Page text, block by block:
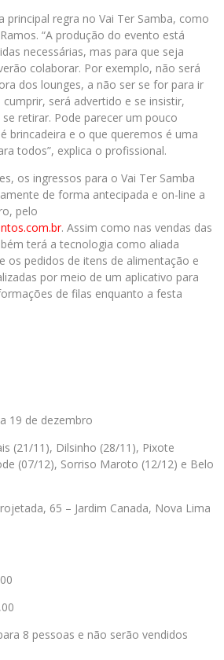
principal regra no Vai Ter Samba, como
“A produção do evento está
necessárias, mas para que seja
colaborar. Por exemplo, não será
dos lounges, a não ser se for para ir
será advertido e se insistir,
retirar. Pode parecer um pouco
brincadeira e o que queremos é uma
todos”, explica o profissional.
os ingressos para o Vai Ter Samba
de forma antecipada e on-line a
pelo
. Assim como nas vendas das
terá a tecnologia como aliada
os pedidos de itens de alimentação e
por meio de um aplicativo para
de filas enquanto a festa
19 de dezembro
(21/11), Dilsinho (28/11), Pixote
(07/12), Sorriso Maroto (12/12) e Belo
65 – Jardim Canada, Nova Lima
8 pessoas e não serão vendidos